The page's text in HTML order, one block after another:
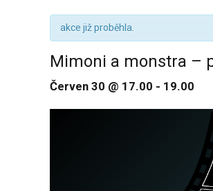
akce již proběhla.
Mimoni a monstra –
Červen 30 @ 17.00 - 19.00